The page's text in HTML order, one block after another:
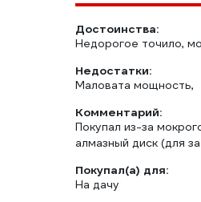
Достоинства:
Недорогое точило,
Недостатки:
Маловата мощность,
Комментарий:
Покупал из-за
алмазный диск (для
Покупал(а) для:
На дачу